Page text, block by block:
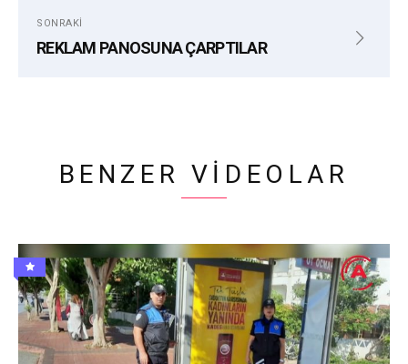
SONRAKI
REKLAM PANOSUNA ÇARPTILAR
BENZER VIDEOLAR